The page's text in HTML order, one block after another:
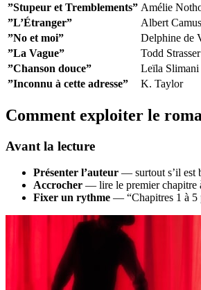
”Stupeur et Tremblements” Amélie
”L’Étranger”
Albert Camus
”No et moi”
Delphine de
”La Vague”
Todd Strasser
”Chanson douce”
Leïla Slimani
”Inconnu à cette adresse”
K. Taylor
Comment exploiter le
Avant la lecture
Présenter l’auteur — surtout s’il est
Accrocher — lire le premier chapitre
Fixer un rythme — “Chapitres 1 à 5